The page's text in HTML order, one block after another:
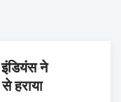
इंडियंस ने
हराया